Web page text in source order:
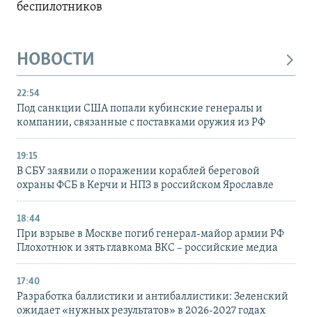
беспилотников
НОВОСТИ
22:54
Под санкции США попали кубинские генералы и
компании, связанные с поставками оружия из РФ
19:15
В СБУ заявили о поражении кораблей береговой
охраны ФСБ в Керчи и НПЗ в российском Ярославле
18:44
При взрыве в Москве погиб генерал-майор армии РФ
Плохотнюк и зять главкома ВКС – российские медиа
17:40
Разработка баллистики и антибаллистики: Зеленский
ожидает «нужных результатов» в 2026-2027 годах